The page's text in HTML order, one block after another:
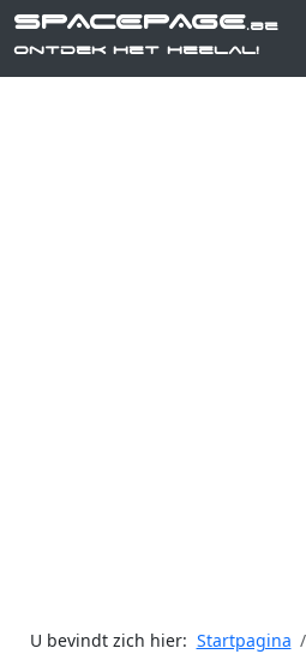
SPACEPAGE.be
Ontdek het heelal!
U bevindt zich hier: Startpagina